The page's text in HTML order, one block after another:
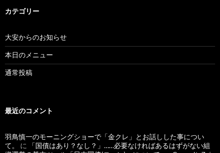
カテゴリー
大安からのお知らせ
本日のメニュー
通常投稿
最近のコメント
羽鳥慎一のモーニングショーで「金クレ」とお話しした事につい
て。
に
「国債はあり？なし？」……必要なければあるはずがない組